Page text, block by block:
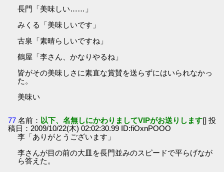
長門「美味しい……」
みくる「美味しいです」
古泉「素晴らしいですね」
鶴屋「李さん、かなりやるね」
皆がその美味しさに素直な賞賛を送らずにはいられなかっ
た。
美味い
77 名前： 以下、名無しにかわりましてVIPがお送りします[] 投
稿日：2009/10/22(木) 02:02:30.99 ID:fiOxnPOOO
李「ありがとうございます」
李さんが目の前の大皿を長門並みのスピードで平らげなが
ら答えた。